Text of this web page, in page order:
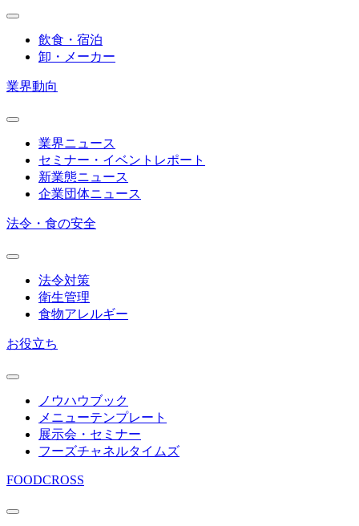
飲食・宿泊
卸・メーカー
業界動向
業界ニュース
セミナー・イベントレポート
新業態ニュース
企業団体ニュース
法令・食の安全
法令対策
衛生管理
食物アレルギー
お役立ち
ノウハウブック
メニューテンプレート
展示会・セミナー
フーズチャネルタイムズ
FOODCROSS